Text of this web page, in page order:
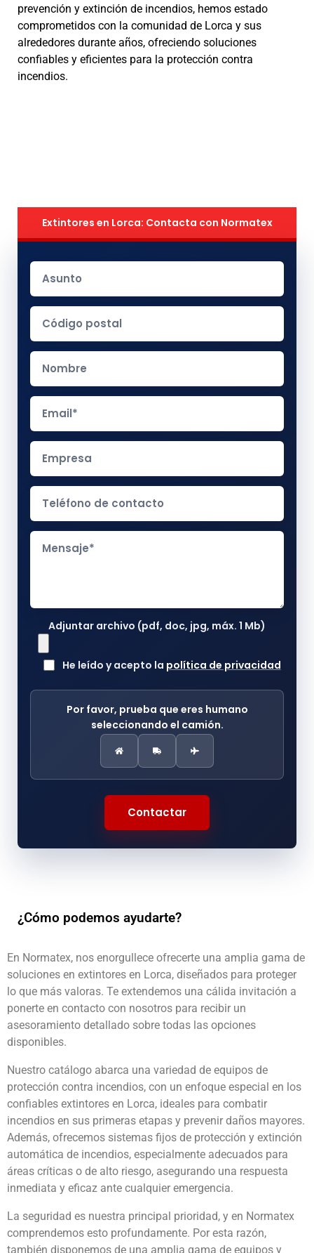
prevención y extinción de incendios, hemos estado
comprometidos con la comunidad de Lorca y sus
alrededores durante años, ofreciendo soluciones
confiables y eficientes para la protección contra
incendios.
Extintores en Lorca: Contacta con Normatex
Adjuntar archivo (pdf, doc, jpg, máx. 1 Mb)
He leído y acepto la política de privacidad
Por favor, prueba que eres humano
seleccionando el camión.
Contactar
¿Cómo podemos ayudarte?
En Normatex, nos enorgullece ofrecerte una amplia gama de
soluciones en extintores en Lorca, diseñados para proteger
lo que más valoras. Te extendemos una cálida invitación a
ponerte en contacto con nosotros para recibir un
asesoramiento detallado sobre todas las opciones
disponibles.
Nuestro catálogo abarca una variedad de equipos de
protección contra incendios, con un enfoque especial en los
confiables extintores en Lorca, ideales para combatir
incendios en sus primeras etapas y prevenir daños mayores.
Además, ofrecemos sistemas fijos de protección y extinción
automática de incendios, especialmente adecuados para
áreas críticas o de alto riesgo, asegurando una respuesta
inmediata y eficaz ante cualquier emergencia.
La seguridad es nuestra principal prioridad, y en Normatex
comprendemos esto profundamente. Por esta razón,
también disponemos de una amplia gama de equipos y